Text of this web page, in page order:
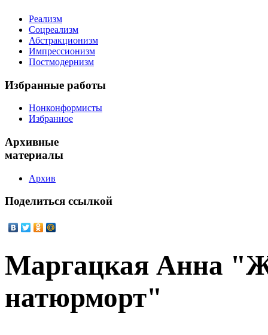
Реализм
Соцреализм
Абстракционизм
Импрессионизм
Постмодернизм
Избранные работы
Нонконформисты
Избранное
Архивные
материалы
Архив
Поделиться ссылкой
Маргацкая Анна
натюрморт"